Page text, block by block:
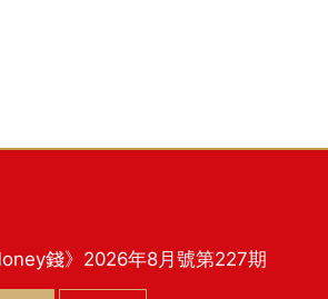
錢》2026年8月號第227期